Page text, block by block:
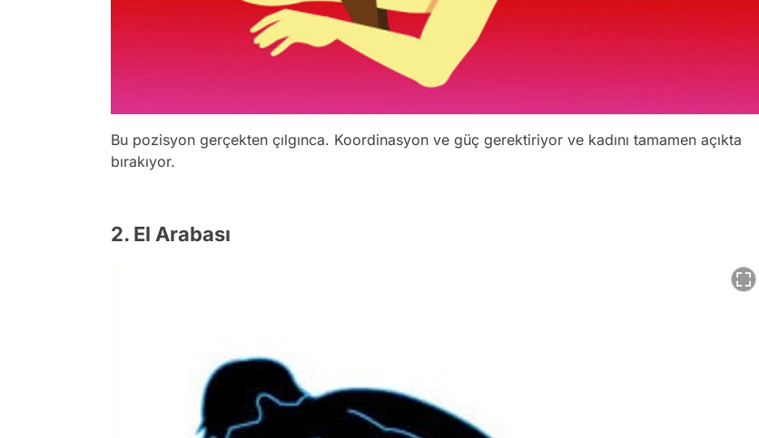
Bu pozisyon gerçekten çılgınca. Koordinasyon ve güç gerektiriyor ve kadını tamamen açıkta
bırakıyor.
2. El Arabası